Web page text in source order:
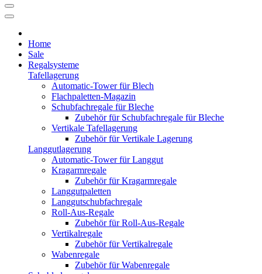
Home
Sale
Regalsysteme
Tafellagerung
Automatic-Tower für Blech
Flachpaletten-Magazin
Schubfachregale für Bleche
Zubehör für Schubfachregale für Bleche
Vertikale Tafellagerung
Zubehör für Vertikale Lagerung
Langgutlagerung
Automatic-Tower für Langgut
Kragarmregale
Zubehör für Kragarmregale
Langgutpaletten
Langgutschubfachregale
Roll-Aus-Regale
Zubehör für Roll-Aus-Regale
Vertikalregale
Zubehör für Vertikalregale
Wabenregale
Zubehör für Wabenregale